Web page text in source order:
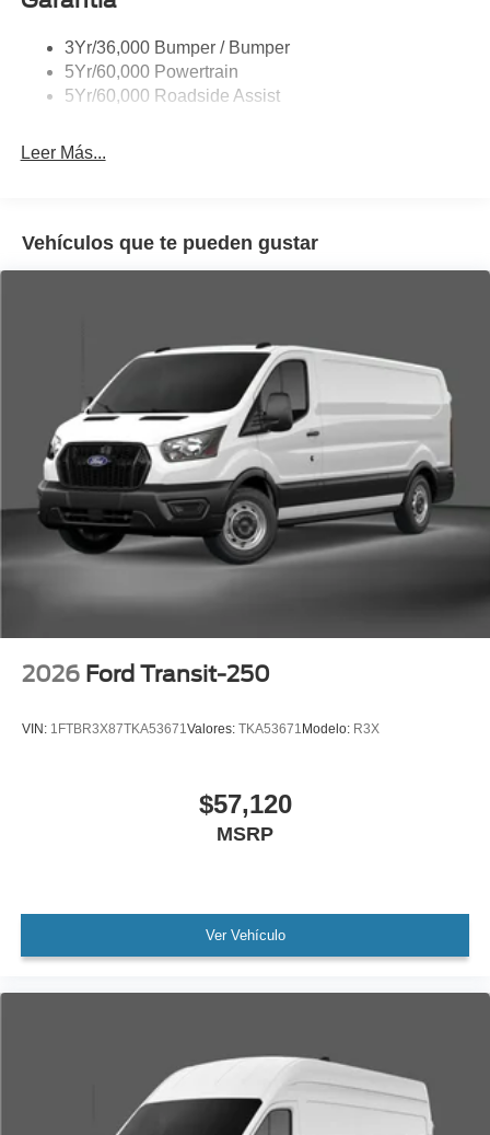
Tire Inflator/Sealant Kit
Wipers - Rain-Sensing
3Yr/36,000 Bumper / Bumper
5Yr/60,000 Powertrain
5Yr/60,000 Roadside Assist
Leer Más...
Vehículos que te pueden gustar
2026 Ford Transit-250
VIN: 1FTBR3X87TKA53671 Valores: TKA53671 Modelo: R3X
$57,120
MSRP
Ver Vehículo